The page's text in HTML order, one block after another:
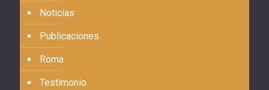
Noticias
Publicaciones
Roma
Testimonio